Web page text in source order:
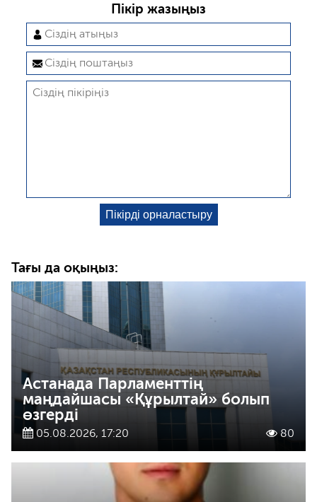
Пікір жазыңыз
Тағы да оқыңыз:
Астанада Парламенттің
маңдайшасы «Құрылтай» болып
өзгерді
05.08.2026, 17:20 80